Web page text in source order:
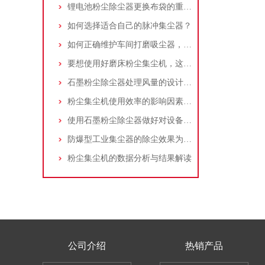
锂电池粉尘除尘器更换布袋的重要性与方法
如何选择适合自己的脉冲集尘器？
如何正确维护车间打磨吸尘器，延长使用寿命
要想使用好磨床粉尘集尘机，这些条件可不能少
石墨粉尘除尘器处理风量的设计，你了解多少
粉尘集尘机使用效率的影响因素及改进措施
使用石墨粉尘除尘器做好对设备的维护十分重要
防爆型工业集尘器的除尘效果为何不佳？
粉尘集尘机的数据分析与结果解读
公司介绍 热销产品